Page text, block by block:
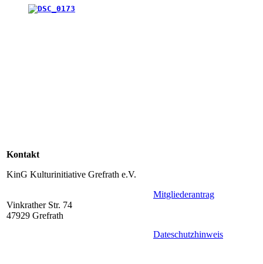
Kontakt
KinG Kulturinitiative Grefrath e.V.
Vinkrather Str. 74
47929 Grefrath
Mitgliederantrag
Dateschutzhinweis